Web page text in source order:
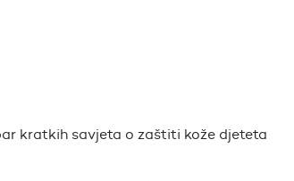
kratkih savjeta o zaštiti kože djeteta